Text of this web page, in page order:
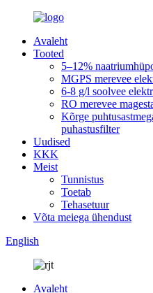
Avaleht
Tooted
5–12%
MGPS merevee
6-8 g/l soolvee
RO merevee
Kõrge
puhastusfilter
Uudised
KKK
Meist
Tunnistus
Toetab
Tehasetuur
Võta meiega ühendust
English
Avaleht